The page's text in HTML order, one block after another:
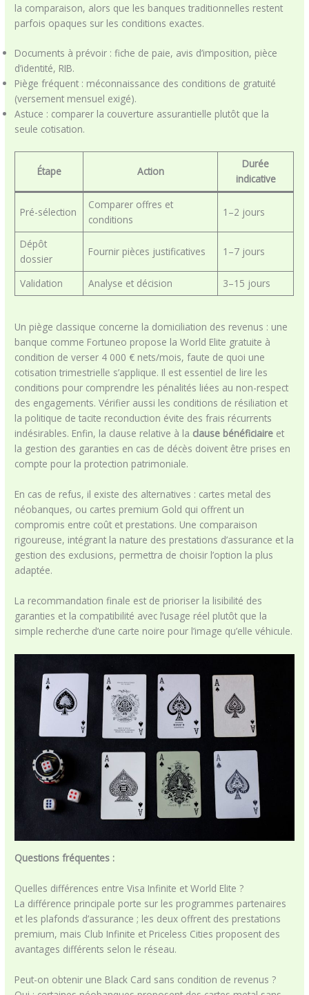
la comparaison, alors que les banques traditionnelles restent
parfois opaques sur les conditions exactes.
Documents à prévoir : fiche de paie, avis d’imposition, pièce
d’identité, RIB.
Piège fréquent : méconnaissance des conditions de gratuité
(versement mensuel exigé).
Astuce : comparer la couverture assurantielle plutôt que la
seule cotisation.
Étape Action
Durée
indicative
Pré-sélection
Comparer offres et
conditions
1–2 jours
Dépôt
dossier
Fournir pièces justificatives 1–7 jours
Validation Analyse et décision 3–15 jours
Un piège classique concerne la domiciliation des revenus : une
banque comme Fortuneo propose la World Elite gratuite à
condition de verser 4 000 € nets/mois, faute de quoi une
cotisation trimestrielle s’applique. Il est essentiel de lire les
conditions pour comprendre les pénalités liées au non-respect
des engagements. Vérifier aussi les conditions de résiliation et
la politique de tacite reconduction évite des frais récurrents
indésirables. Enfin, la clause relative à la clause bénéficiaire et
la gestion des garanties en cas de décès doivent être prises en
compte pour la protection patrimoniale.
En cas de refus, il existe des alternatives : cartes metal des
néobanques, ou cartes premium Gold qui offrent un
compromis entre coût et prestations. Une comparaison
rigoureuse, intégrant la nature des prestations d’assurance et la
gestion des exclusions, permettra de choisir l’option la plus
adaptée.
La recommandation finale est de prioriser la lisibilité des
garanties et la compatibilité avec l’usage réel plutôt que la
simple recherche d’une carte noire pour l’image qu’elle véhicule.
Questions fréquentes :
Quelles différences entre Visa Infinite et World Elite ?
La différence principale porte sur les programmes partenaires
et les plafonds d’assurance ; les deux offrent des prestations
premium, mais Club Infinite et Priceless Cities proposent des
avantages différents selon le réseau.
Peut-on obtenir une Black Card sans condition de revenus ?